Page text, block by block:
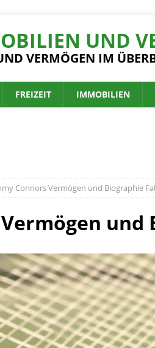
UND
VERMÖGEN IM
FREIZEIT IMMOBILIEN
Connors Vermögen und Biographie